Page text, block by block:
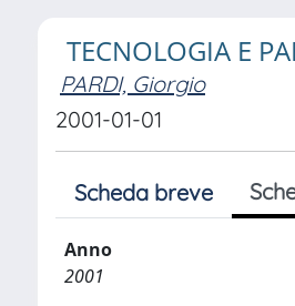
TECNOLOGIA E
PARDI, Giorgio
2001-01-01
Scheda breve
Anno
2001